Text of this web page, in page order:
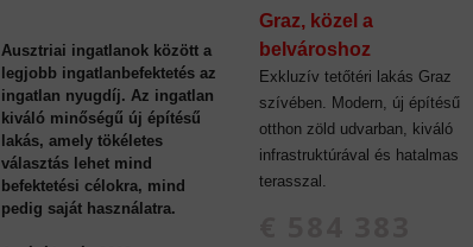
Ausztriai ingatlanok között a
legjobb ingatlanbefektetés az
ingatlan nyugdíj. Az ingatlan
kiváló minőségű új építésű
lakás, amely tökéletes
választás lehet mind
befektetési célokra, mind
pedig saját használatra.
Graz, közel a
belvároshoz
Exkluzív tetőtéri lakás Graz
szívében. Modern, új építésű
otthon zöld udvarban, kiváló
infrastruktúrával és hatalmas
terasszal.